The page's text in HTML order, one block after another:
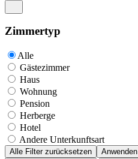
Zimmertyp
Alle
Gästezimmer
Haus
Wohnung
Pension
Herberge
Hotel
Andere Unterkunftsart
Alle Filter zurücksetzen
Anwenden